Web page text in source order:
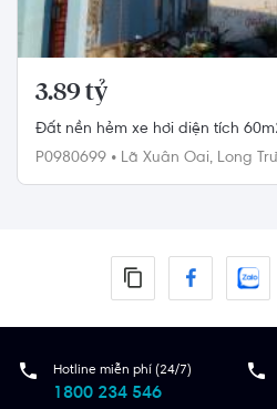
3.89 tỷ
Đất nền hẻm xe hơi diện tích
đầy đủ sang tên trong ngày.
P0980699 • Lã Xuân Oai, Long
Hotline miễn phí (24/7)
1800 234 546